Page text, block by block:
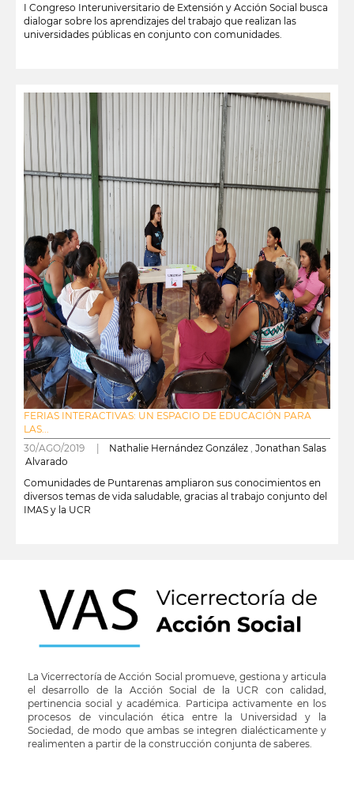
I Congreso Interuniversitario de Extensión y Acción Social busca
dialogar sobre los aprendizajes del trabajo que realizan las
universidades públicas en conjunto con comunidades.
FERIAS INTERACTIVAS: UN ESPACIO DE EDUCACIÓN PARA
LAS...
30/AGO/2019 | Nathalie Hernández González Jonathan Salas
Alvarado
Comunidades de Puntarenas ampliaron sus conocimientos en
diversos temas de vida saludable, gracias al trabajo conjunto del
IMAS y la UCR
La Vicerrectoría de Acción Social promueve, gestiona y articula
el desarrollo de la Acción Social de la UCR con calidad,
pertinencia social y académica. Participa activamente en los
procesos de vinculación ética entre la Universidad y la
Sociedad, de modo que ambas se integren dialécticamente y
realimenten a partir de la construcción conjunta de saberes.